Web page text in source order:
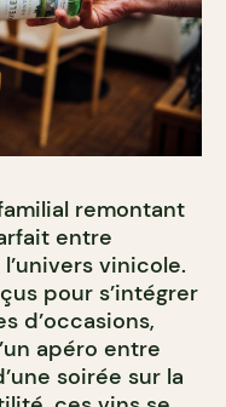
remontant
entre
vinicole.
pour s’intégrer
d’occasions,
apéro entre
soirée sur la